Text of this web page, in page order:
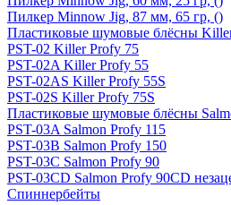
Пилкер Minnow Jig, 87 мм, 65 гр, ()
Пластиковые шумовые блёсны
PST-02 Killer Profy 75
PST-02A Killer Profy 55
PST-02AS Killer Profy 55S
PST-02S Killer Profy 75S
Пластиковые шумовые блёсны
PST-03A Salmon Profy 115
PST-03B Salmon Profy 150
PST-03C Salmon Profy 90
PST-03CD Salmon Profy 90CD
Спиннербейты